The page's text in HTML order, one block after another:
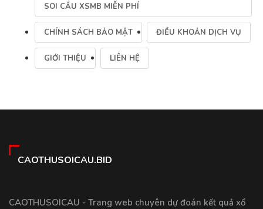
SOI CẦU XSMB MIỄN PHÍ
CHÍNH SÁCH BẢO MẬT ĐIỀU KHOẢN DỊCH VỤ
GIỚI THIỆU LIÊN HỆ
CAOTHUSOICAU.BID
CAOTHUSOICAU - Trang web chuyên dự đoán kết quả xổ